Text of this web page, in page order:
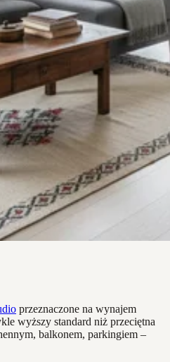
przeznaczone na wynajem
wyższy standard niż przeciętna
balkonem, parkingiem –